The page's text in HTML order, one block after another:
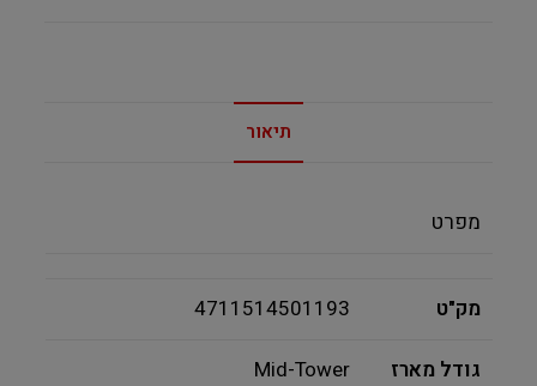
תיאור
מפרט
מק"ט 4711514501193
גודל מארז Mid-Tower